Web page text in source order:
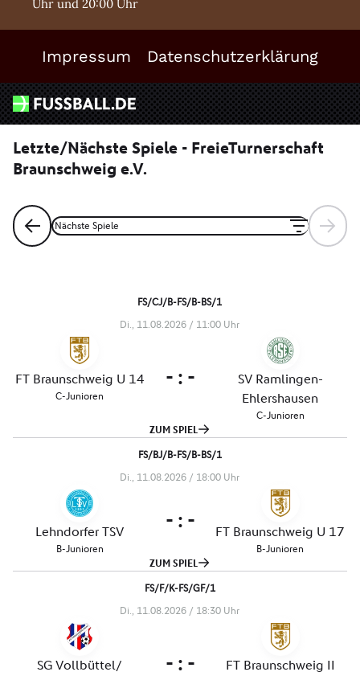
Uhr und 20:00 Uhr
Impressum Datenschutzerklärung